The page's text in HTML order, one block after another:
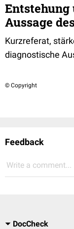
Entstehung
Aussage
Kurzreferat,
diagnostische
© Copyright
Feedback
Write a comment...
DocCheck